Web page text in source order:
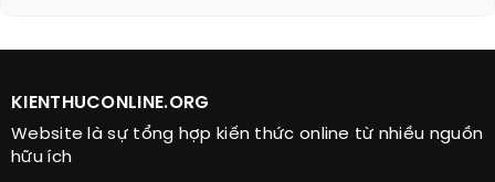
KIENTHUCONLINE.ORG
Website là sự tổng hợp kiến thức online từ nhiều nguồn
hữu ích